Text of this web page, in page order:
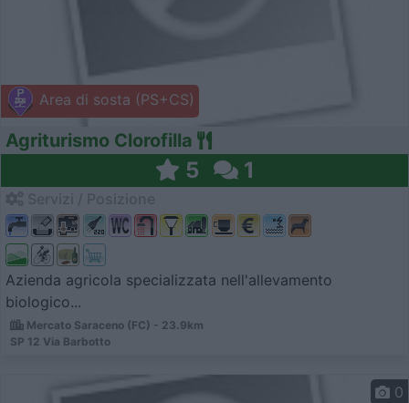
Area di sosta (PS+CS)
Agriturismo Clorofilla
5 1
Azienda agricola specializzata nell'allevamento
biologico...
Mercato Saraceno (FC) - 23.9km
SP 12 Via Barbotto
0